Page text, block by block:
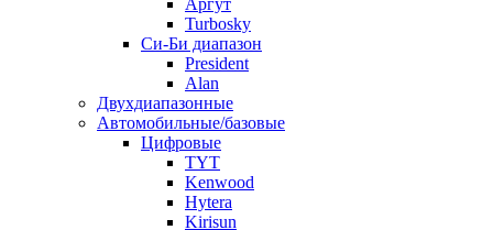
Turbosky
Си-Би диапазон
President
Alan
Двухдиапазонные
Автомобильные/базовые
Цифровые
TYT
Kenwood
Hytera
Kirisun